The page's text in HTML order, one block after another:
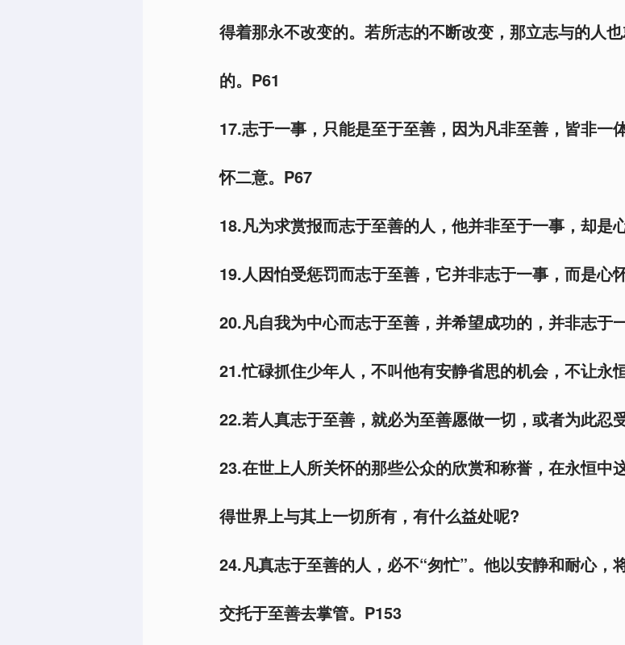
得着那永不改变的。若所志的不断改变，那立志与的人
的。P61
17.志于一事，只能是至于至善，因为凡非至善，皆非一
怀二意。P67
18.凡为求赏报而志于至善的人，他并非至于一事，却是
19.人因怕受惩罚而志于至善，它并非志于一事，而是心
20.凡自我为中心而志于至善，并希望成功的，并非志于
21.忙碌抓住少年人，不叫他有安静省思的机会，不让永
22.若人真志于至善，就必为至善愿做一切，或者为此忍
23.在世上人所关怀的那些公众的欣赏和称誉，在永恒中
得世界上与其上一切所有，有什么益处呢?
24.凡真志于至善的人，必不“匆忙”。他以安静和耐心，
交托于至善去掌管。P153